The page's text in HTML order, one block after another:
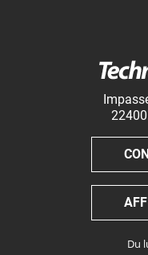
22400
Du